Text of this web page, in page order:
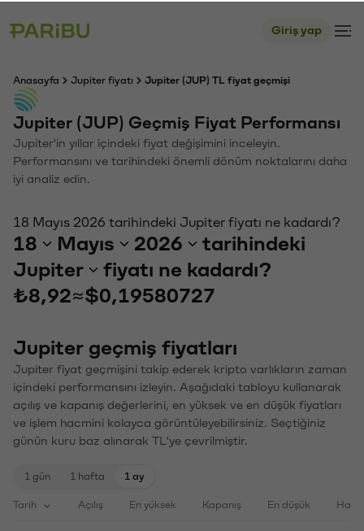
Giriş yap
Anasayfa Jupiter fiyatı Jupiter (JUP) TL fiyat geçmişi
Jupiter (JUP) Geçmiş Fiyat Performansı
Jupiter'in yıllar içindeki fiyat değişimini inceleyin.
Performansını ve tarihindeki önemli dönüm noktalarını daha
iyi analiz edin.
18 Mayıs 2026 tarihindeki Jupiter fiyatı ne kadardı?
18 Mayıs 2026
tarihindeki
Jupiter
fiyatı ne kadardı?
₺8,92≈$0,19580727
Jupiter geçmiş fiyatları
Jupiter fiyat geçmişini takip ederek kripto varlıkların zaman
içindeki performansını izleyin. Aşağıdaki tabloyu kullanarak
açılış ve kapanış değerlerini, en yüksek ve en düşük fiyatları
ve işlem hacmini kolayca görüntüleyebilirsiniz. Seçtiğiniz
günün kuru baz alınarak TL'ye çevrilmiştir.
1 gün 1 hafta 1 ay
Tarih Açılış En yüksek Kapanış En düşük